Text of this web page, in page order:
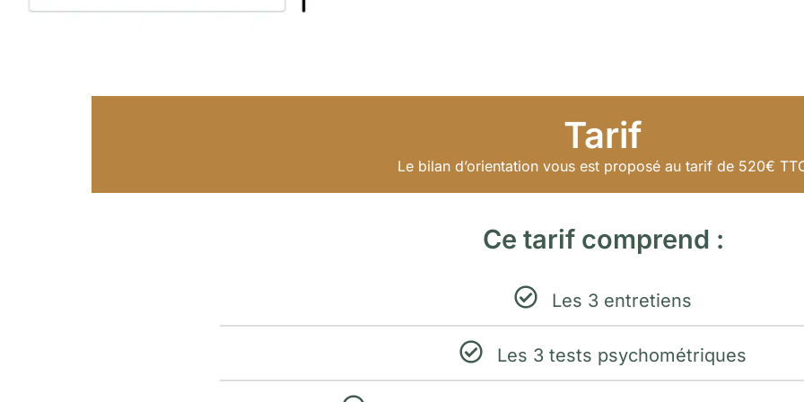
Tarif
Le bilan d’orientation vous est proposé au tarif de 520€
Ce tarif comprend :
Les 3 entretiens
Les 3 tests psychométriques